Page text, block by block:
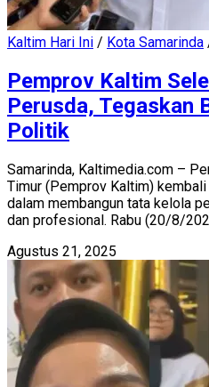
Kaltim Hari Ini / Kota Samarinda
Pemprov Kaltim
Perusda, Tegaskan
Politik
Samarinda, Kaltimedia.com –
Timur (Pemprov Kaltim)
dalam membangun tata kelola
dan profesional. Rabu (20/8/
Agustus 21, 2025